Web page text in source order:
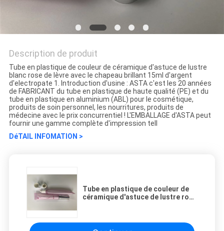
Description de produit
Tube en plastique de couleur de céramique d'astuce de lustre
blanc rose de lèvre avec le chapeau brillant 15ml d'argent
d'electropate 1. Introduction d'usine : ASTA c'est les 20 années
de FABRICANT du tube en plastique de haute qualité (PE) et du
tube en plastique en aluminium (ABL) pour le cosmétique,
produits de soin personnel, les nourritures, produits de
médecine avec le prix concurrentiel ! L'EMBALLAGE d'ASTA peut
fournir une gamme complète d'impression tell
DéTAIL INFOMATION >
Tube en plastique de couleur de
céramique d'astuce de lustre rose